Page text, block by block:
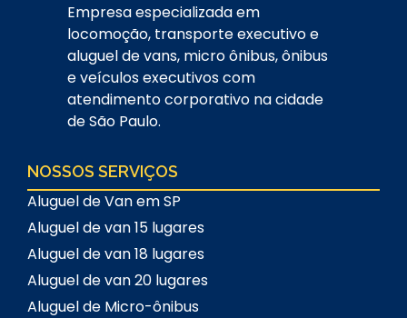
Empresa especializada em
locomoção, transporte executivo e
aluguel de vans, micro ônibus, ônibus
e veículos executivos com
atendimento corporativo na cidade
de São Paulo.
NOSSOS SERVIÇOS
Aluguel de Van em SP
Aluguel de van 15 lugares
Aluguel de van 18 lugares
Aluguel de van 20 lugares
Aluguel de Micro-ônibus